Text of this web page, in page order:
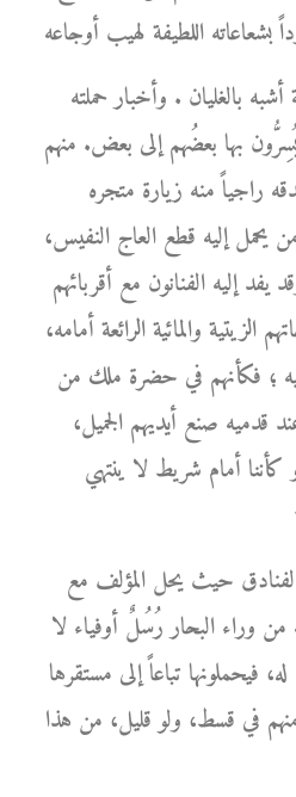
بالغليان . وأخبار حملته
بها بعضُهم إلى بعض. منهم
راجياً منه زيارة متجره
يحمل إليه قطع العاج النفيس،
يفد إليه الفنانون مع أقربائهم
والمائية الرائعة أمامه،
؛ فكأنهم في حضرة ملك من
قدميه صنع أيديهم الجميل،
كأننا أمام شريط لا ينتهي
حيث يحل المؤلف مع
وراء البحار رُسُلٌ أوفياء لا
فيحملونها تباعاً إلى مستقرها
في قسط، ولو قليل، من هذا